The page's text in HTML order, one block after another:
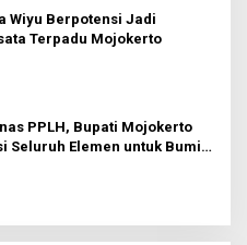
Wiyu Berpotensi Jadi
Terpadu Mojokerto
PPLH, Bupati Mojokerto
Seluruh Elemen untuk Bumi